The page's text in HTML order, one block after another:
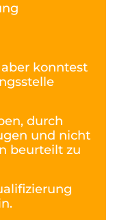
konntest
durch
und nicht
beurteilt zu
rung